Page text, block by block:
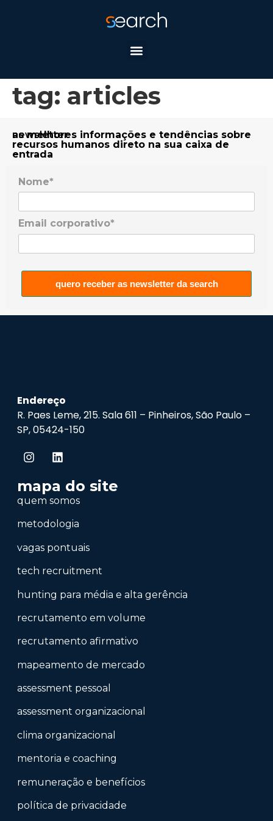
tag: articles
newsletter
as melhores informações e tendências sobre
recursos humanos direto na sua caixa de
entrada
Nome*
Email corporativo*
quero receber as newsletter da search
Endereço
R. Paes Leme, 215. Sala 611 – Pinheiros, São Paulo –
SP, 05424-150
mapa do site
quem somos
metodologia
vagas pontuais
tech recruitment
hunting para média e alta gerência
recrutamento em volume
recrutamento afirmativo
mapeamento de mercado
assessment pessoal
assessment organizacional
clima organizacional
mentoria e coaching
remuneração e benefícios
política de privacidade